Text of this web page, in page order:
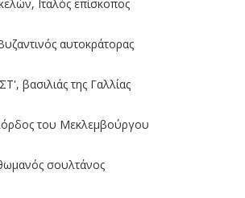
Ιταλός επίσκοπος
αυτοκράτορας
βασιλιάς της Γαλλίας
του Μεκλεμβούργου
σουλτάνος